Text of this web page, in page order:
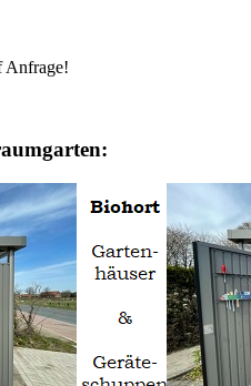
Anfrage!